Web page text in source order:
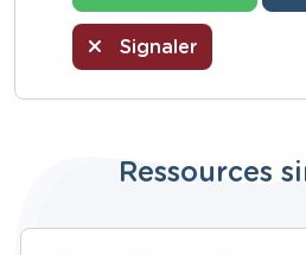
Signaler
Ressources